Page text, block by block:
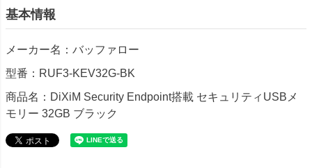
基本情報
メーカー名：バッファロー
型番：RUF3-KEV32G-BK
商品名：DiXiM Security Endpoint搭載 セキュリティUSBメ
モリー 32GB ブラック